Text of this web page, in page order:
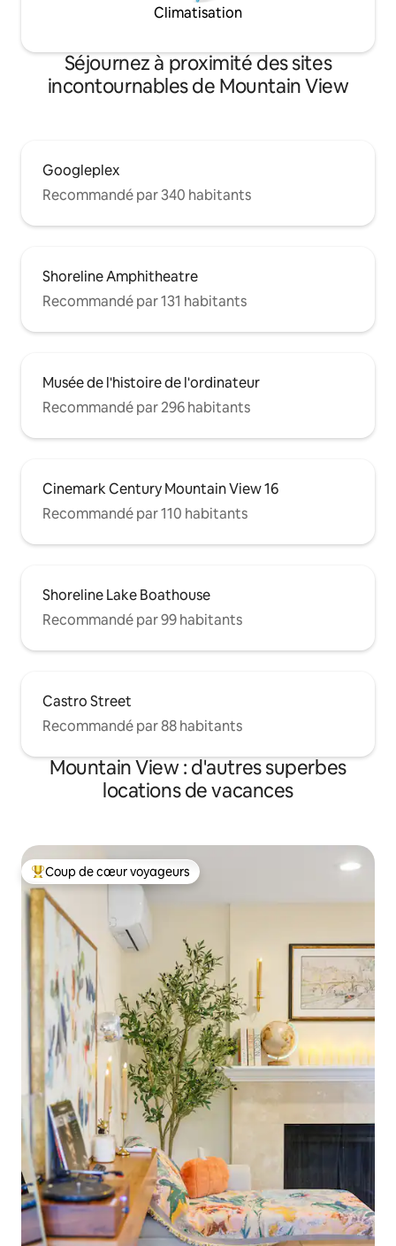
Climatisation
Séjournez à proximité des sites
incontournables de Mountain View
Googleplex
Recommandé par 340 habitants
Shoreline Amphitheatre
Recommandé par 131 habitants
Musée de l'histoire de l'ordinateur
Recommandé par 296 habitants
Cinemark Century Mountain View 16
Recommandé par 110 habitants
Shoreline Lake Boathouse
Recommandé par 99 habitants
Castro Street
Recommandé par 88 habitants
Mountain View : d'autres superbes
locations de vacances
Coups de cœur voyageurs les plus appréciés
Coup de cœur voyageurs